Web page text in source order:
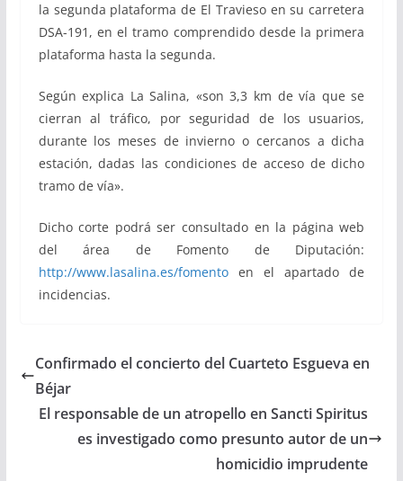
la segunda plataforma de El Travieso en su carretera
DSA-191, en el tramo comprendido desde la primera
plataforma hasta la segunda.
Según explica La Salina, «son 3,3 km de vía que se
cierran al tráfico, por seguridad de los usuarios,
durante los meses de invierno o cercanos a dicha
estación, dadas las condiciones de acceso de dicho
tramo de vía».
Dicho corte podrá ser consultado en la página web
del área de Fomento de Diputación:
http://www.lasalina.es/fomentoen el apartado de
incidencias.
Confirmado el concierto del Cuarteto Esgueva en
Béjar
El responsable de un atropello en Sancti Spiritus
es investigado como presunto autor de un
homicidio imprudente